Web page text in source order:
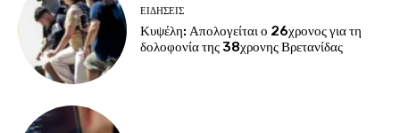
ΕΙΔΗΣΕΙΣ
Κυψέλη: Απολογείται ο 26χρονος για τη
δολοφονία της 38χρονης Βρετανίδας